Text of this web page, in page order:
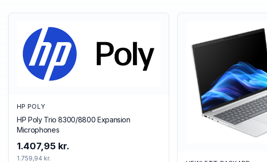
HP POLY
HP Poly Trio 8300/8800 Expansion
Microphones
1.407,95 kr.
1.759,94 kr.